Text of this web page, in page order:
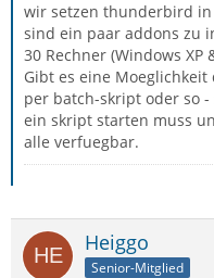
wir setzen thunderbird
sind ein paar addons zu
30 Rechner (Windows
Gibt es eine Moeglichkeit
per batch-skript oder so
ein skript starten muss
alle verfuegbar.
Heiggo
Senior-Mitglied